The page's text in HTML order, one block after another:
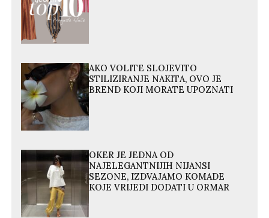
AKO VOLITE SLOJEVITO
STILIZIRANJE NAKITA, OVO JE
BREND KOJI MORATE UPOZNATI
OKER JE JEDNA OD
NAJELEGANTNIJIH NIJANSI
SEZONE, IZDVAJAMO KOMADE
KOJE VRIJEDI DODATI U ORMAR